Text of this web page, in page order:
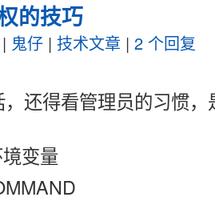
的技巧
| 鬼仔 | 技术文章 | 2 个回复
还得看管理员的习惯
变量